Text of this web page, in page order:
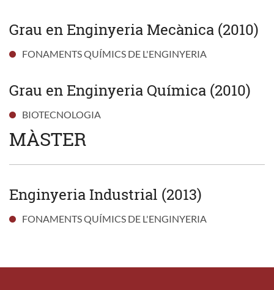
Grau en Enginyeria Mecànica (2010)
FONAMENTS QUÍMICS DE L'ENGINYERIA
Grau en Enginyeria Química (2010)
BIOTECNOLOGIA
MÀSTER
Enginyeria Industrial (2013)
FONAMENTS QUÍMICS DE L'ENGINYERIA